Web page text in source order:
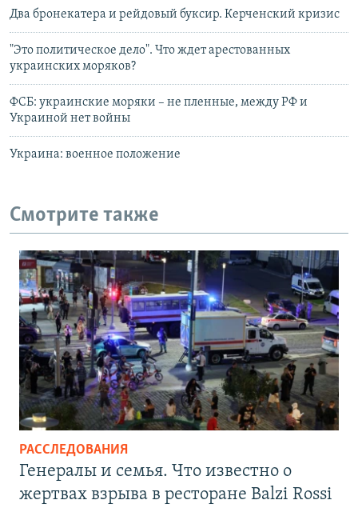
Два бронекатера и рейдовый буксир. Керченский кризис
"Это политическое дело". Что ждет арестованных
украинских моряков?
ФСБ: украинские моряки – не пленные, между РФ и
Украиной нет войны
Украина: военное положение
Смотрите также
РАССЛЕДОВАНИЯ
Генералы и семья. Что известно о
жертвах взрыва в ресторане Balzi Rossi